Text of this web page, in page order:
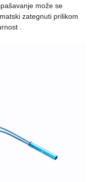
može se
zategnuti prilikom
.